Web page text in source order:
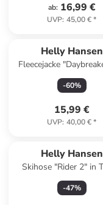
ab: 16,99 €
UVP: 45,00 €*
Helly Hansen
Fleecejacke
in Pink
-60%
15,99 €
UVP: 40,00 €*
Helly Hansen
Skihose "Rider 2" in
-47%